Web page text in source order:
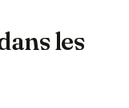
les